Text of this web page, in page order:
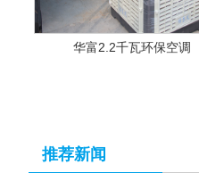
华富2.2千瓦环保空调
推荐新闻